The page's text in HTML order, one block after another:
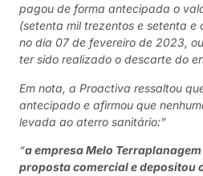
pagou de forma antecipada o
(setenta mil trezentos e setenta
no dia 07 de fevereiro de 2023,
ter sido realizado o descarte do
Em nota, a Proactiva ressaltou
antecipado e afirmou que
levada ao aterro sanitário:”
“a empresa Melo
proposta comercial edepositou